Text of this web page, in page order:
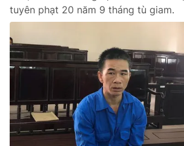
tuyên phạt 20 năm 9 tháng tù giam.